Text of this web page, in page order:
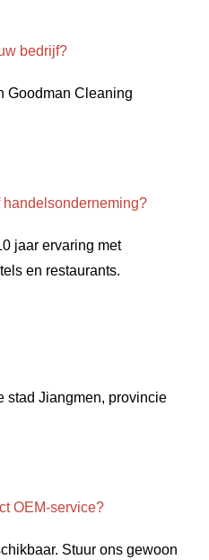
bedrijf?
Goodman Cleaning
handelsonderneming?
jaar ervaring met
en restaurants.
stad Jiangmen, provincie
OEM-service?
Stuur ons gewoon